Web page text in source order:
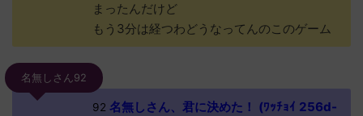
まったんだけど
もう3分は経つわどうなってんのこのゲーム
名無しさん92
92 名無しさん、君に決めた！ (ﾜｯﾁｮｲ 256d-